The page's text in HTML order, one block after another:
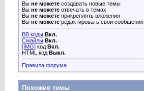
Вы не можете создавать новые темы
Вы не можете отвечать в темах
Вы не можете прикреплять вложения
Вы не можете редактировать свои сообщения
BB коды Вкл.
Смайлы Вкл.
[IMG] код Вкл.
HTML код Выкл.
Правила форума
Похожие темы